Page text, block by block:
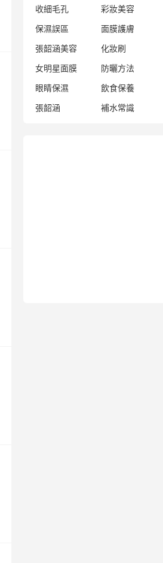
收細毛孔
彩妝美容
保濕誤區
面膜護膚
張韶涵美容
化妝刷
女明星面膜
防曬方法
眼睛保濕
飲食保養
張韶涵
補水常識